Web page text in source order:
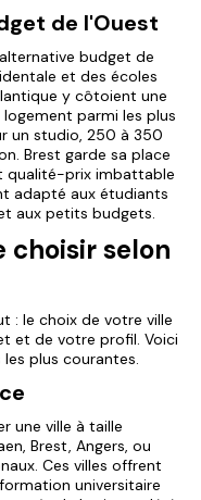
de l'Ouest
budget de
et des écoles
y côtoient une
parmi les plus
un studio, 250 à 350
Brest garde sa place
qualité-prix imbattable
adapté aux étudiants
aux petits budgets.
choisir selon
: le choix de votre ville
et de votre profil. Voici
plus courantes.
une ville à taille
Brest, Angers, ou
Ces villes offrent
universitaire